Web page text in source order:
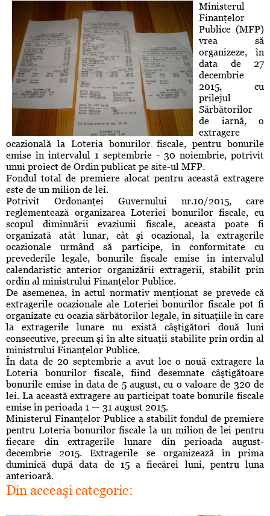
Ministerul
Finanţelor
Publice (MFP)
vrea să
organizeze, în
data de 27
decembrie
2015, cu
prilejul
Sărbătorilor
de iarnă, o
extragere
ocazională la Loteria bonurilor fiscale, pentru bonurile
emise în intervalul 1 septembrie - 30 noiembrie, potrivit
unui proiect de Ordin publicat pe site-ul MFP.
Fondul total de premiere alocat pentru această extragere
este de un milion de lei.
Potrivit Ordonanţei Guvernului nr.10/2015, care
reglementează organizarea Loteriei bonurilor fiscale, cu
scopul diminuării evaziunii fiscale, aceasta poate fi
organizată atât lunar, cât şi ocazional, la extragerile
ocazionale urmând să participe, în conformitate cu
prevederile legale, bonurile fiscale emise în intervalul
calendaristic anterior organizării extragerii, stabilit prin
ordin al ministrului Finanţelor Publice.
De asemenea, în actul normativ menţionat se prevede că
extragerile ocazionale ale Loteriei bonurilor fiscale pot fi
organizate cu ocazia sărbătorilor legale, în situaţiile în care
la extragerile lunare nu există câştigători două luni
consecutive, precum şi în alte situaţii stabilite prin ordin al
ministrului Finanţelor Publice.
În data de 20 septembrie a avut loc o nouă extragere la
Loteria bonurilor fiscale, fiind desemnate câştigătoare
bonurile emise în data de 5 august, cu o valoare de 320 de
lei. La această extragere au participat toate bonurile fiscale
emise în perioada 1 — 31 august 2015.
Ministerul Finanţelor Publice a stabilit fondul de premiere
pentru Loteria bonurilor fiscale la un milion de lei pentru
fiecare din extragerile lunare din perioada august-
decembrie 2015. Extragerile se organizează în prima
duminică după data de 15 a fiecărei luni, pentru luna
anterioară.
Din aceeaşi categorie: